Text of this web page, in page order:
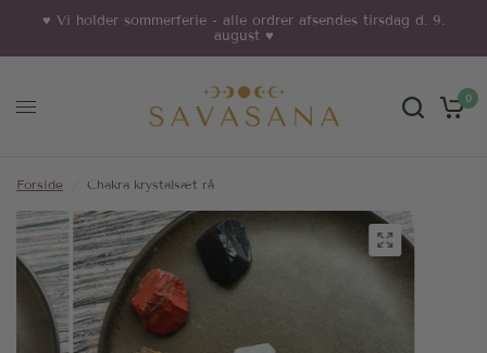
♥︎ Vi holder sommerferie - alle ordrer afsendes tirsdag d. 9.
august ♥︎
0
Forside Chakra krystalsæt rå